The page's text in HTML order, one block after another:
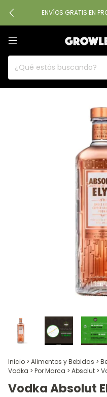
ENVÍOS GRATIS EN
Inicio > Alimentos y Bebidas >
Vodka > Por Marca > Absolut >
Vodka Absolut